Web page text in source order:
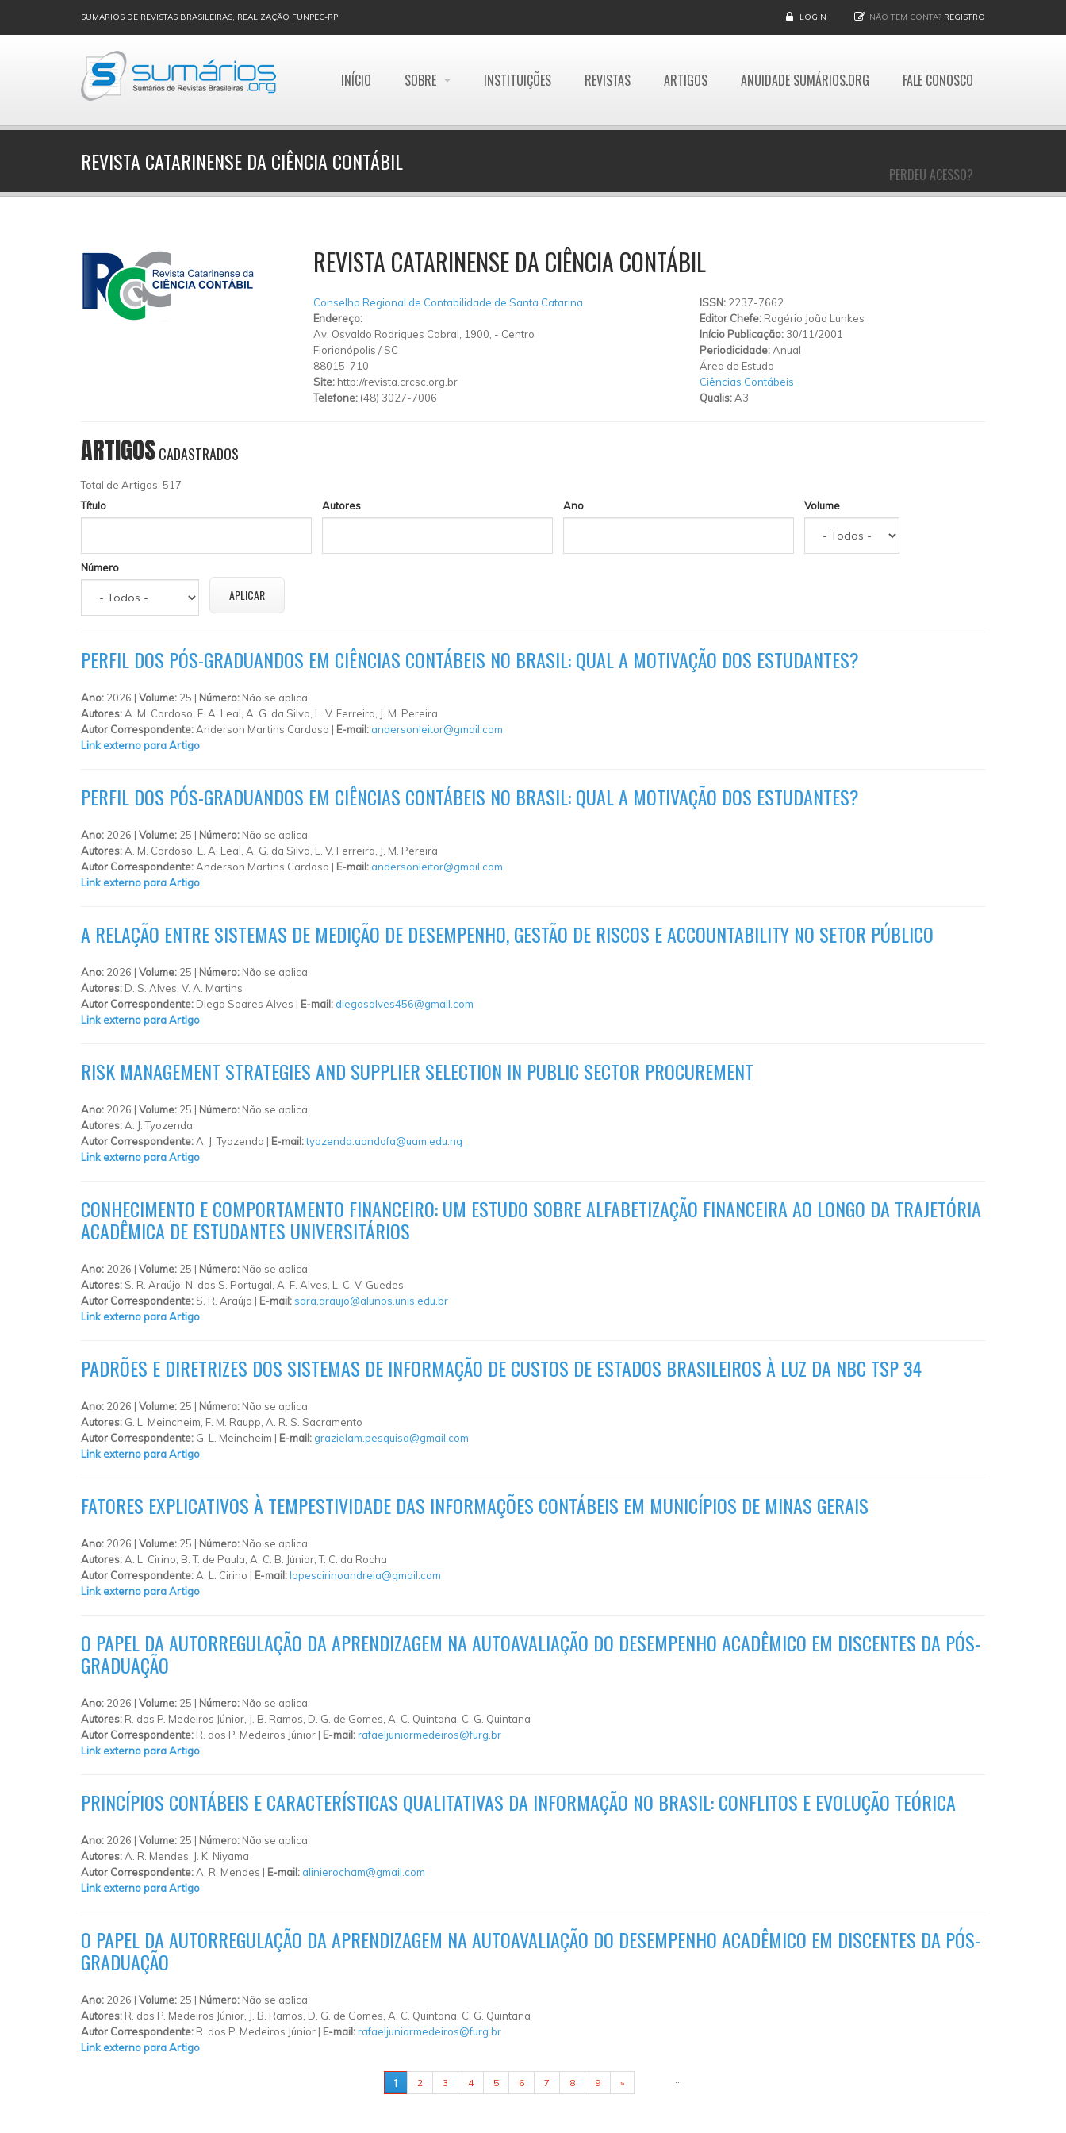
SUMÁRIOS DE REVISTAS BRASILEIRAS, REALIZAÇÃO FUNPEC-RP LOGIN NÃO TEM CONTA? REGISTRO
INÍCIO SOBRE INSTITUIÇÕES REVISTAS ARTIGOS ANUIDADE SUMÁRIOS.ORG FALE CONOSCO
PERDEU ACESSO?
REVISTA CATARINENSE DA CIÊNCIA CONTÁBIL
REVISTA CATARINENSE DA CIÊNCIA CONTÁBIL
Conselho Regional de Contabilidade de Santa Catarina
Endereço:
Av. Osvaldo Rodrigues Cabral, 1900, - Centro
Florianópolis / SC
88015-710
Site: http://revista.crcsc.org.br
Telefone: (48) 3027-7006
ISSN: 2237-7662
Editor Chefe: Rogério João Lunkes
Início Publicação: 30/11/2001
Periodicidade:Anual
Área de Estudo
Ciências Contábeis
Qualis:A3
ARTIGOSCADASTRADOS
Total de Artigos: 517
Título
Autores Ano Volume
Número
PERFIL DOS PÓS-GRADUANDOS EM CIÊNCIAS CONTÁBEIS NO BRASIL: QUAL A MOTIVAÇÃO DOS ESTUDANTES?
Ano: 2026 | Volume: 25 | Número: Não se aplica
Autores:A. M. Cardoso, E. A. Leal, A. G. da Silva, L. V. Ferreira, J. M. Pereira
Autor Correspondente:Anderson Martins Cardoso | E-mail: andersonleitor@gmail.com
Link externo para Artigo
PERFIL DOS PÓS-GRADUANDOS EM CIÊNCIAS CONTÁBEIS NO BRASIL: QUAL A MOTIVAÇÃO DOS ESTUDANTES?
Ano: 2026 | Volume: 25 | Número: Não se aplica
Autores:A. M. Cardoso, E. A. Leal, A. G. da Silva, L. V. Ferreira, J. M. Pereira
Autor Correspondente:Anderson Martins Cardoso | E-mail: andersonleitor@gmail.com
Link externo para Artigo
A RELAÇÃO ENTRE SISTEMAS DE MEDIÇÃO DE DESEMPENHO, GESTÃO DE RISCOS E ACCOUNTABILITY NO SETOR PÚBLICO
Ano: 2026 | Volume: 25 | Número: Não se aplica
Autores: D. S. Alves, V. A. Martins
Autor Correspondente: Diego Soares Alves | E-mail: diegosalves456@gmail.com
Link externo para Artigo
RISK MANAGEMENT STRATEGIES AND SUPPLIER SELECTION IN PUBLIC SECTOR PROCUREMENT
Ano: 2026 | Volume: 25 | Número: Não se aplica
Autores:A. J. Tyozenda
Autor Correspondente:A. J. Tyozenda | E-mail:tyozenda.aondofa@uam.edu.ng
Link externo para Artigo
CONHECIMENTO E COMPORTAMENTO FINANCEIRO: UM ESTUDO SOBRE ALFABETIZAÇÃO FINANCEIRA AO LONGO DA TRAJETÓRIA
ACADÊMICA DE ESTUDANTES UNIVERSITÁRIOS
Ano: 2026 | Volume: 25 | Número: Não se aplica
Autores: S. R. Araújo, N. dos S. Portugal, A. F. Alves, L. C. V. Guedes
Autor Correspondente: S. R. Araújo | E-mail: sara.araujo@alunos.unis.edu.br
Link externo para Artigo
PADRÕES E DIRETRIZES DOS SISTEMAS DE INFORMAÇÃO DE CUSTOS DE ESTADOS BRASILEIROS À LUZ DA NBC TSP 34
Ano: 2026 | Volume: 25 | Número: Não se aplica
Autores: G. L. Meincheim, F. M. Raupp, A. R. S. Sacramento
Autor Correspondente: G. L. Meincheim | E-mail: grazielam.pesquisa@gmail.com
Link externo para Artigo
FATORES EXPLICATIVOS À TEMPESTIVIDADE DAS INFORMAÇÕES CONTÁBEIS EM MUNICÍPIOS DE MINAS GERAIS
Ano: 2026 | Volume: 25 | Número: Não se aplica
Autores:A. L. Cirino, B. T. de Paula, A. C. B. Júnior, T. C. da Rocha
Autor Correspondente:A. L. Cirino | E-mail:lopescirinoandreia@gmail.com
Link externo para Artigo
O PAPEL DA AUTORREGULAÇÃO DA APRENDIZAGEM NA AUTOAVALIAÇÃO DO DESEMPENHO ACADÊMICO EM DISCENTES DA PÓS-
GRADUAÇÃO
Ano: 2026 | Volume: 25 | Número: Não se aplica
Autores: R. dos P. Medeiros Júnior, J. B. Ramos, D. G. de Gomes, A. C. Quintana, C. G. Quintana
Autor Correspondente: R. dos P. Medeiros Júnior | E-mail:rafaeljuniormedeiros@furg.br
Link externo para Artigo
PRINCÍPIOS CONTÁBEIS E CARACTERÍSTICAS QUALITATIVAS DA INFORMAÇÃO NO BRASIL: CONFLITOS E EVOLUÇÃO TEÓRICA
Ano: 2026 | Volume: 25 | Número: Não se aplica
Autores:A. R. Mendes, J. K. Niyama
Autor Correspondente:A. R. Mendes | E-mail: alinierocham@gmail.com
Link externo para Artigo
O PAPEL DA AUTORREGULAÇÃO DA APRENDIZAGEM NA AUTOAVALIAÇÃO DO DESEMPENHO ACADÊMICO EM DISCENTES DA PÓS-
GRADUAÇÃO
Ano: 2026 | Volume: 25 | Número: Não se aplica
Autores: R. dos P. Medeiros Júnior, J. B. Ramos, D. G. de Gomes, A. C. Quintana, C. G. Quintana
Autor Correspondente: R. dos P. Medeiros Júnior | E-mail:rafaeljuniormedeiros@furg.br
Link externo para Artigo
1 2 3 4 5 6 7 8 9 »